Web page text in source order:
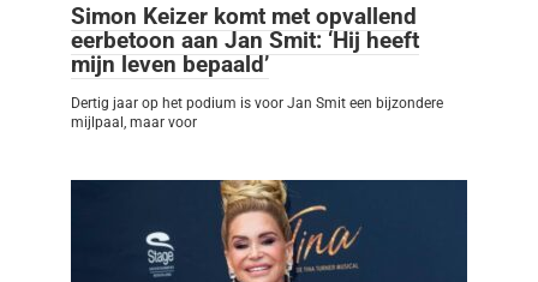
Simon Keizer komt met opvallend
eerbetoon aan Jan Smit: ‘Hij heeft
mijn leven bepaald’
Dertig jaar op het podium is voor Jan Smit een bijzondere
mijlpaal, maar voor